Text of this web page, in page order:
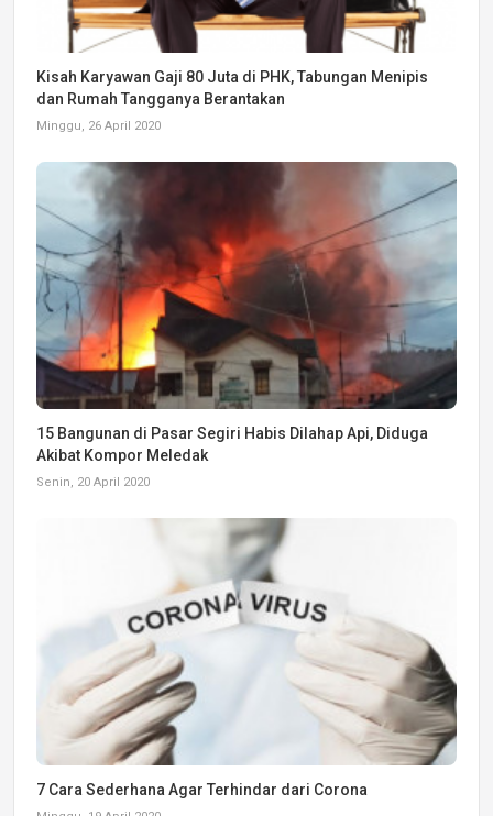
Kisah Karyawan Gaji 80 Juta di PHK, Tabungan Menipis
dan Rumah Tangganya Berantakan
Minggu, 26 April 2020
15 Bangunan di Pasar Segiri Habis Dilahap Api, Diduga
Akibat Kompor Meledak
Senin, 20 April 2020
7 Cara Sederhana Agar Terhindar dari Corona